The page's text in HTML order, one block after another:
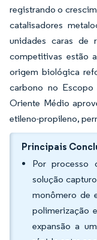
registrando o
catalisadores
unidades caras de
competitivas estão
origem biológica
carbono no Escopo
Oriente Médio
etileno-propileno,
Principais
Por processo
solução
monômero de
polimerização
expansão a